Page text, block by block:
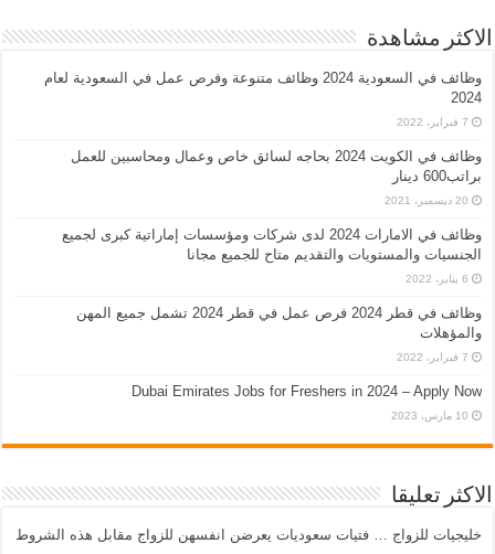
الاكثر مشاهدة
وظائف في السعودية 2024 وظائف متنوعة وفرص عمل في السعودية لعام
2024
7 فبراير، 2022
وظائف في الكويت 2024 بحاجه لسائق خاص وعمال ومحاسبين للعمل
براتب600 دينار
20 ديسمبر، 2021
وظائف في الامارات 2024 لدى شركات ومؤسسات إماراتية كبرى لجميع
الجنسيات والمستويات والتقديم متاح للجميع مجانا
6 يناير، 2022
وظائف في قطر 2024 فرص عمل في قطر 2024 تشمل جميع المهن
والمؤهلات
7 فبراير، 2022
Dubai Emirates Jobs for Freshers in 2024 – Apply Now
10 مارس، 2023
الاكثر تعليقا
خليجيات للزواج … فتيات سعوديات يعرضن انفسهن للزواج مقابل هذه الشروط